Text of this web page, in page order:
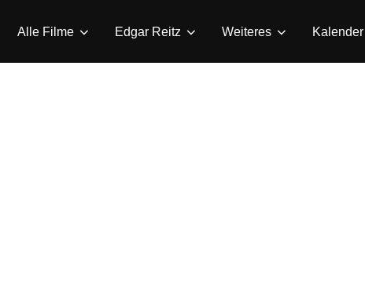
Alle Filme Edgar Reitz Weiteres Kalender